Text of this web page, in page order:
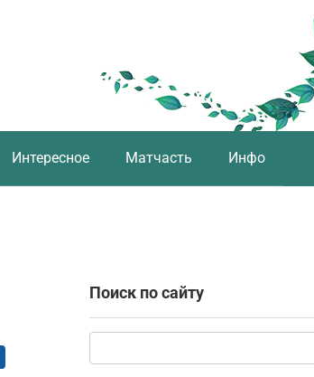
Интересное Матчасть Инфо
Поиск по сайту